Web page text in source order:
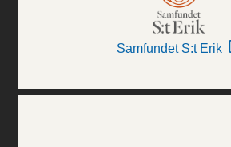
Samfundet S:t Erik